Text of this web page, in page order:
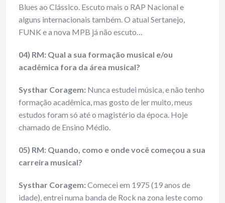
Blues ao Clássico. Escuto mais o RAP Nacional e
alguns internacionais também. O atual Sertanejo,
FUNK e a nova MPB já não escuto…
04) RM: Qual a sua formação musical e/ou
acadêmica fora da área musical?
Systhar Coragem: Nunca estudei música, e não tenho
formação acadêmica, mas gosto de ler muito, meus
estudos foram só até o magistério da época. Hoje
chamado de Ensino Médio.
05) RM: Quando, como e onde você começou a sua
carreira musical?
Systhar Coragem:Comecei em 1975 (19 anos de
idade), entrei numa banda de Rock na zona leste como